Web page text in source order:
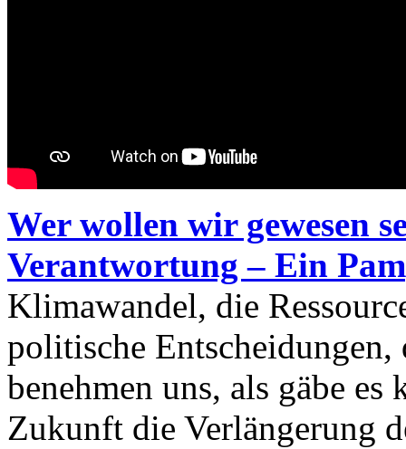
Wer wollen wir gewesen
Verantwortung – Ein
Klimawandel, die
politische
benehmen uns, als gäbe
Zukunft die Verlängerung